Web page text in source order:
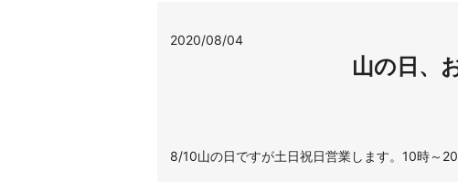
2020/08/04
山の日、
8/10山の日ですが土日祝日営業します。10時～